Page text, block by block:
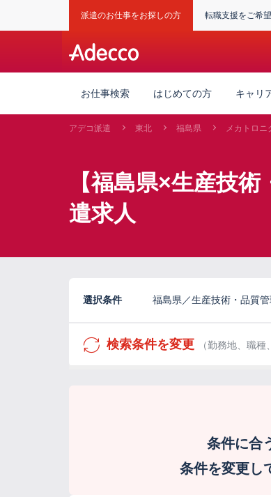
派遣のお仕事をお探しの方 転職支援をご希
お仕事検索 はじめての方 キャリ
アデコ派遣 東北 福島県 メカトロ
【福島県×生産技
遣求人
選択条件 福島県／生産技術・品質
検索条件を変更 （勤務地、職
条件に合
条件を変更し